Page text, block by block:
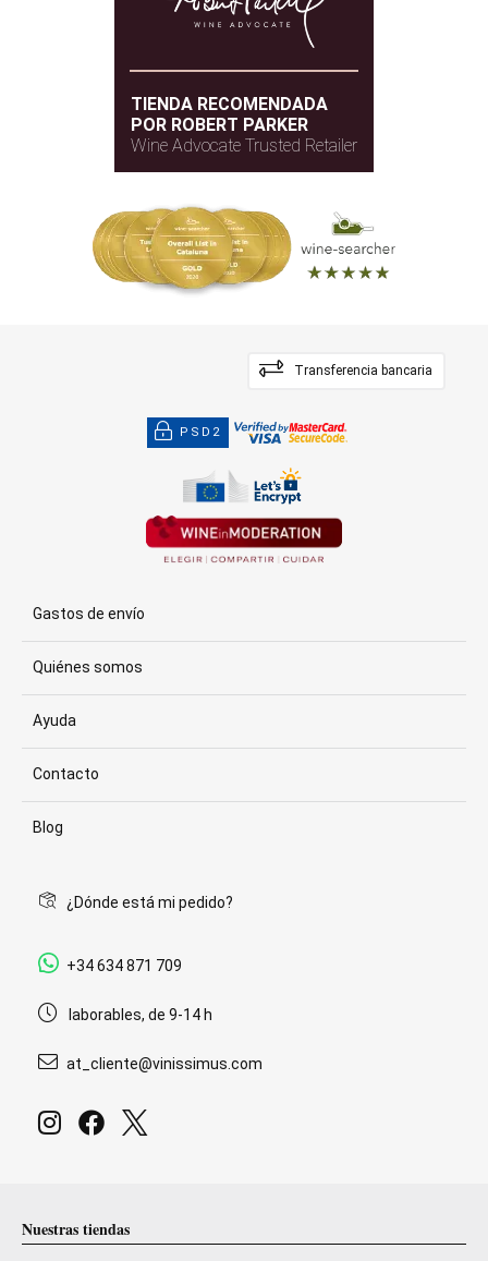
TIENDA RECOMENDADA
POR ROBERT PARKER
Wine Advocate Trusted Retailer
Transferencia bancaria
PSD2
Gastos de envío
Quiénes somos
Ayuda
Contacto
Blog
¿Dónde está mi pedido?
+34 634 871 709
laborables, de 9-14 h
at_cliente@vinissimus.com
Nuestras tiendas